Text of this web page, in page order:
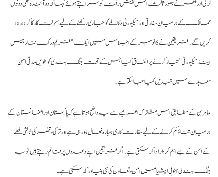
اور قطر نے بطور ثالث اس پیش رفت کو سراہتے ہوئے کہا کہ وہ آئندہ بھی دونوں
کے درمیان سفارتی اور سیکیورٹی مکالمے کو جاری رکھنے کے لیے سہولت کار کا کردار ادا
کریں گے۔ فریقین نے 6 نومبر کے اجلاس میں ایک “فریم ورک فار پیس
سیکیورٹی” تیار کرنے پر اتفاق کیا جس کے تحت جنگ بندی کو طویل مدتی امن
میں تبدیل کیا جا سکتا ہے۔
کے مطابق اس مشترکہ اعلامیے سے یہ واضح ہوتا ہے کہ پاکستان اور افغانستان کے
تناؤ کم کرنے کے لیے سفارت کاری دوبارہ فعال ہو رہی ہے اور ترکی و قطر کی ثالثی خطے
امن کے لیے اہم کردار ادا کر سکتی ہے۔ اگر فریقین اپنے وعدوں پر قائم رہتے ہیں تو یہ
بندی جنوبی ایشیا میں امن و تعاون کی نئی بنیاد رکھ سکتی ہے۔